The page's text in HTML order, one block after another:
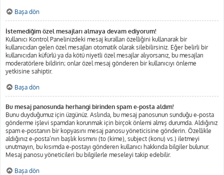
Başa dön
İstemediğim özel mesajları almaya devam ediyorum!
Kullanıcı Kontrol Panelinizdeki mesaj kuralları özelliğini kullanarak bir
kullanıcıdan gelen özel mesajları otomatik olarak silebilirsiniz. Eğer belirli bir
kullanıcıdan küfürlü ya da kötü niyetli özel mesajlar alıyorsanız, bu mesajları
moderatörlere bildirin; onlar özel mesaj gönderen bir kullanıcıyı önleme
yetkisine sahiptir.
Başa dön
Bu mesaj panosunda herhangi birinden spam e-posta aldım!
Bunu duyduğumuz için üzgünüz. Aslında, bu mesaj panosunun sunduğu e-posta
gönderme işlevi spamdan korunmak için birçok önlemi almış durumda. Aldığınız
spam e-postanın bir kopyasını mesaj panosu yöneticisine gönderin. Özellikle
aldığınız e-posta’nın başlık kısmını (to (kime), subject (konu) vs.) iletmeyi
unutmayın, bu kısımda e-postayı gönderen kullanıcı hakkında bilgiler bulunur.
Mesaj panosu yöneticileri bu bilgilerle meseleyi takip edebilir.
Başa dön